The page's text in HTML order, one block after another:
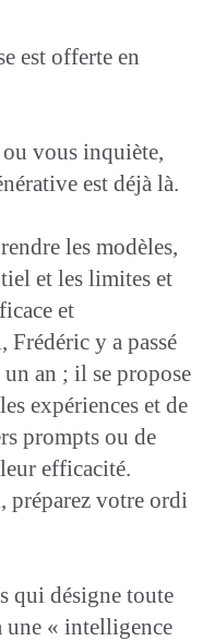
est offerte en
vous inquiète,
est déjà là.
les modèles,
et les limites et
et
Frédéric y a passé
un an ; il se propose
expériences et de
prompts ou de
efficacité.
préparez votre ordi
qui désigne toute
une « intelligence